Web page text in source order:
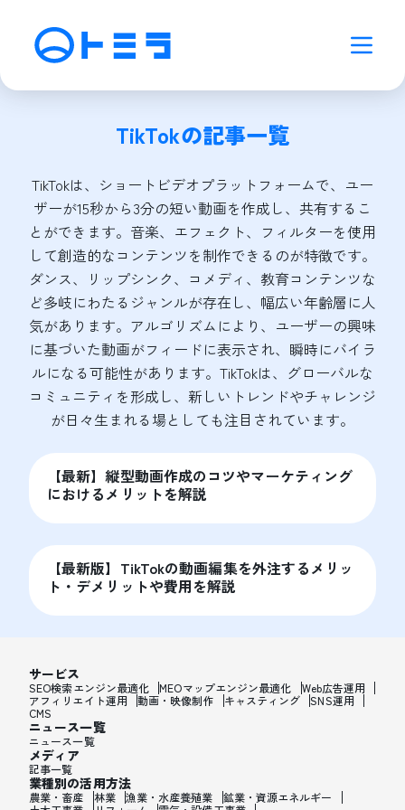
TikTokの記事一覧
TikTokは、ショートビデオプラットフォームで、ユー
ザーが15秒から3分の短い動画を作成し、共有するこ
とができます。音楽、エフェクト、フィルターを使用
して創造的なコンテンツを制作できるのが特徴です。
ダンス、リップシンク、コメディ、教育コンテンツな
ど多岐にわたるジャンルが存在し、幅広い年齢層に人
気があります。アルゴリズムにより、ユーザーの興味
に基づいた動画がフィードに表示され、瞬時にバイラ
ルになる可能性があります。TikTokは、グローバルな
コミュニティを形成し、新しいトレンドやチャレンジ
が日々生まれる場としても注目されています。
【最新】縦型動画作成のコツやマーケティング
におけるメリットを解説
【最新版】TikTokの動画編集を外注するメリッ
ト・デメリットや費用を解説
サービス
SEO検索エンジン最適化 MEOマップエンジン最適化
Web広告運用
アフィリエイト運用
動画・映像制作 キャスティング
SNS運用
CMS
ニュース一覧
ニュース一覧
メディア
記事一覧
業種別の活用方法
農業・畜産 林業 漁業・水産養殖業
鉱業・資源エネルギー